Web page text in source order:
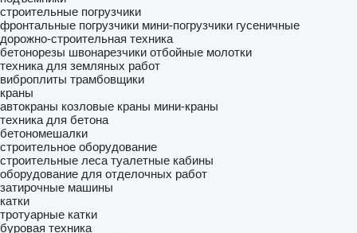
строительные погрузчики
фронтальные погрузчики мини-погрузчики гусеничные
дорожно-строительная техника
бетонорезы швонарезчики отбойные молотки
техника для земляных работ
виброплиты трамбовщики
краны
автокраны козловые краны мини-краны
техника для бетона
бетономешалки
строительное оборудование
строительные леса туалетные кабины
оборудование для отделочных работ
затирочные машины
катки
тротуарные катки
буровая техника